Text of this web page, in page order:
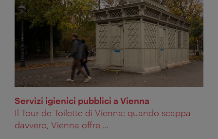
Servizi igienici pubblici a Vienna
Il Tour de Toilette di Vienna: quando scappa
davvero, Vienna offre ...